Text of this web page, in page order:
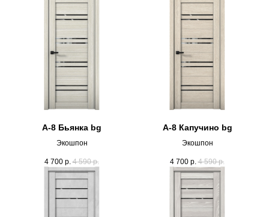
А-8 Бьянка bg
Экошпон
4 700 р. 4 590 р.
А-8 Капучино bg
Экошпон
4 700 р. 4 590 р.